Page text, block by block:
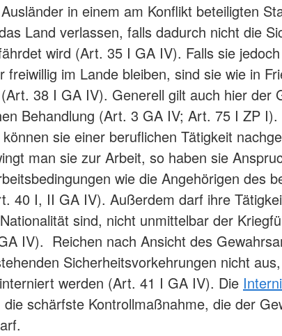
in einem am Konflikt beteiligten
Land verlassen, falls dadurch nicht die
wird (Art. 35 I GA IV). Falls sie
freiwillig im Lande bleiben, sind sie wie in
38 I GA IV). Generell gilt auch hier der
Behandlung (Art. 3 GA IV; Art. 75 I ZP
sie einer beruflichen Tätigkeit
man sie zur Arbeit, so haben sie
wie die Angehörigen des
40 I, II GA IV). Außerdem darf ihre
sind, nicht unmittelbar der
IV). Reichen nach Ansicht des
Sicherheitsvorkehrungen nicht
werden (Art. 41 I GA IV). Die
die schärfste Kontrollmaßnahme, die der